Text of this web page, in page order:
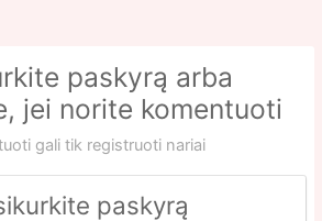
paskyrą arba
jei norite komentuoti
gali tik registruoti nariai
paskyrą